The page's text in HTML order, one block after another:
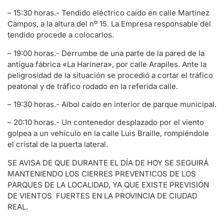
– 15:30 horas.- Tendido eléctrico caído en calle Martínez
Campos, a la altura del nº 15. La Empresa responsable del
tendido procede a colocarlos.
– 19:00 horas.- Derrumbe de una parte de la pared de la
antigua fábrica «La Harinera», por calle Arapiles. Ante la
peligrosidad de la situación se procedió a cortar el tráfico
peatonal y de tráfico rodado en la referida calle.
– 19:30 horas.- Albol caído en interior de parque municipal.
– 20:10 horas.- Un contenedor desplazado por el viento
golpea a un vehículo en la calle Luis Braille, rompiéndole
el cristal de la puerta lateral.
SE AVISA DE QUE DURANTE EL DÍA DE HOY SE SEGUIRÁ
MANTENIENDO LOS CIERRES PREVENTICOS DE LOS
PARQUES DE LA LOCALIDAD, YA QUE EXISTE PREVISIÓN
DE VIENTOS FUERTES EN LA PROVINCIA DE CIUDAD
REAL.